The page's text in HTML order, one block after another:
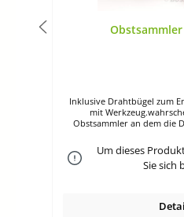
Inklusive Drahtbügel zum
mit
Obstsammler an dem die
können Geeignet für die
Orangen etc. Lieferung im
sind montiert,
werden,
Um dieses
Sie sich